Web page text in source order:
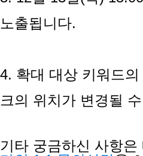
노출됩니다.
4. 확대 대상 키워드
크의 위치가 변경될
기타 궁금하신 사항